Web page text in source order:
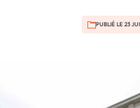
PUBLIÉ LE 23